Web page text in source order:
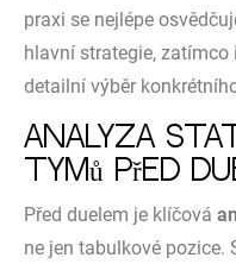
praxi se nejlépe
hlavní strategie,
detailní výběr
Analýza
týmů před
Před duelem je klíčová
ne jen tabulkové pozice.